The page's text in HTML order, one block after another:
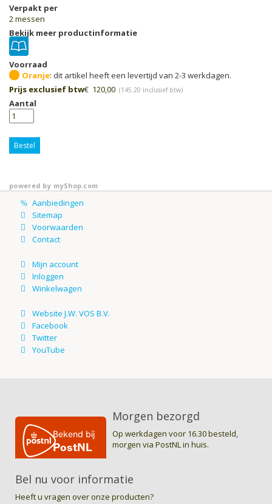
Verpakt per
2 messen
Bekijk meer productinformatie
Voorraad
Oranje
Prijs exclusief btw€ 120,00 (145.20 inclusief btw)
Aantal
Bestel
powered by myShop.com
Morgen bezorgd
Op werkdagen voor 16.30 besteld,
morgen via PostNL in huis.
Bel nu voor informatie
Heeft u vragen over onze producten?